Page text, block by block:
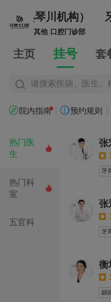
常熟琴川机构）
其他 口腔门诊部
主页 挂号 套
请搜索疾病、医生、
 院内指南 预约规则
热门医
生

热门科
室

五官科
张
牙
单
张
牙
全
衡
龋